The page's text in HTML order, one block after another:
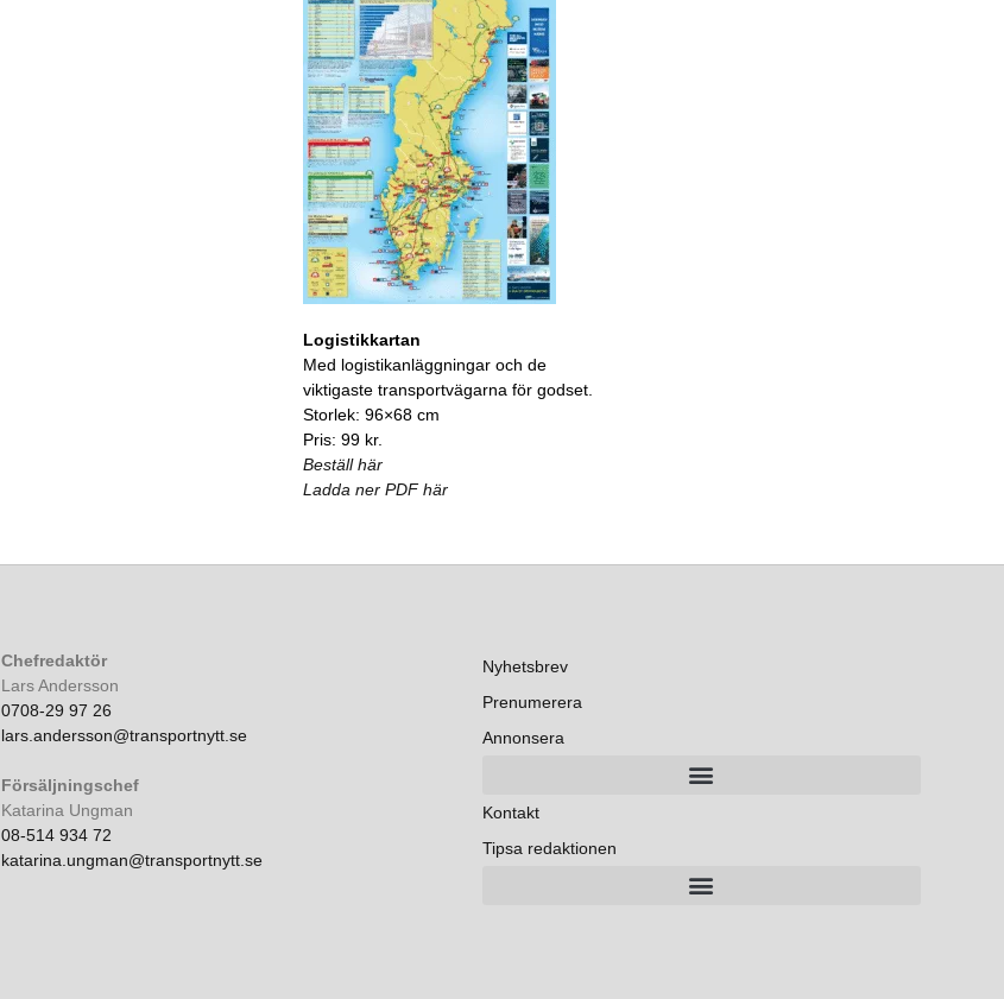
Logistikkartan
Med logistikanläggningar och de
viktigaste transportvägarna för godset.
Storlek: 96×68 cm
Pris: 99 kr.
Beställ här
Ladda ner PDF här
Chefredaktör
Lars Andersson
0708-29 97 26
lars.andersson@transportnytt.se
Försäljningschef
Katarina Ungman
08-514 934 72
katarina.ungman@transportnytt.se
Nyhetsbrev
Prenumerera
Annonsera
Kontakt
Tipsa redaktionen